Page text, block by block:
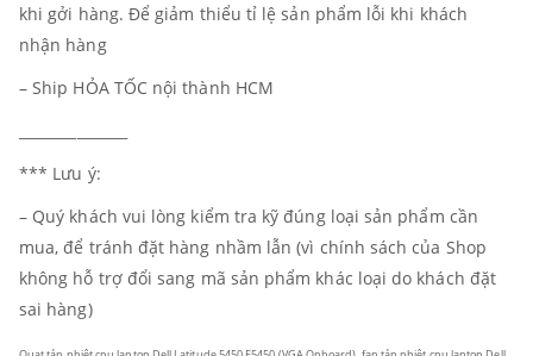
khi gởi hàng. Để giảm thiểu tỉ lệ sản phẩm lỗi khi khách
nhận hàng
– Ship HỎA TỐC nội thành HCM
*** Lưu ý:
– Quý khách vui lòng kiểm tra kỹ đúng loại sản phẩm cần
mua, để tránh đặt hàng nhầm lẫn (vì chính sách của Shop
không hỗ trợ đổi sang mã sản phẩm khác loại do khách đặt
sai hàng)